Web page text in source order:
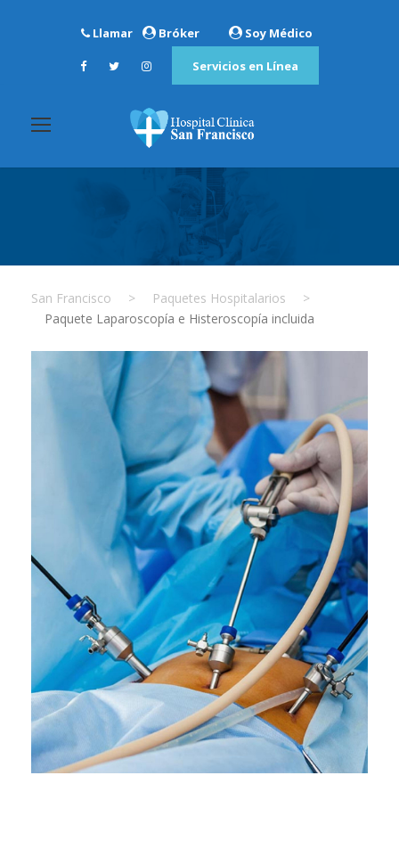
Llamar Bróker Soy Médico
Servicios en Línea
San Francisco > Paquetes Hospitalarios
>
Paquete Laparoscopía e Histeroscopía incluida